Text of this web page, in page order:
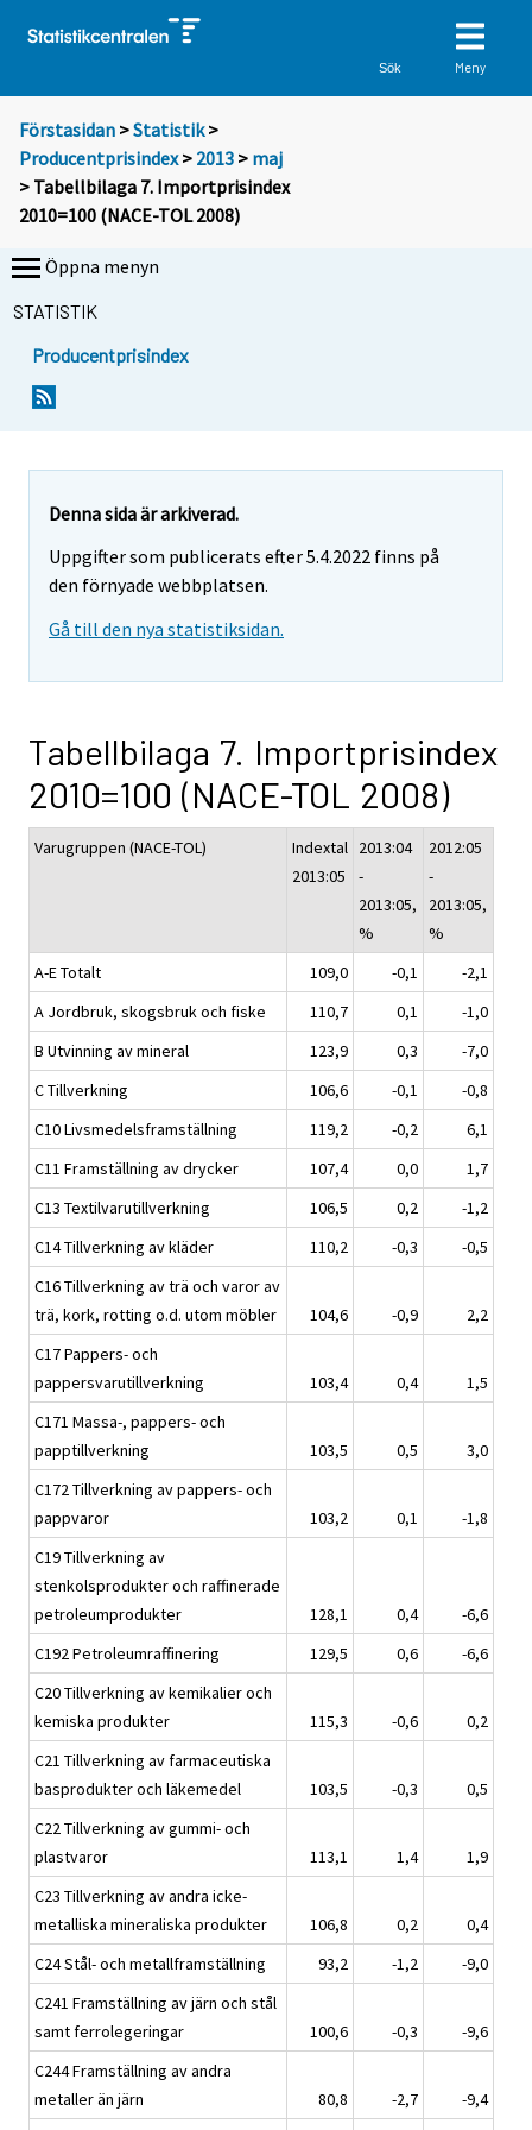
Sök Meny
Förstasidan >Statistik >
Producentprisindex> 2013 > maj
> Tabellbilaga 7. Importprisindex
2010=100 (NACE-TOL 2008)
Öppna menyn
STATISTIK
Producentprisindex
Denna sida är arkiverad.
Uppgifter som publicerats efter 5.4.2022 finns på
den förnyade webbplatsen.
Gå till den nya statistiksidan.
Tabellbilaga 7. Importprisindex
2010=100 (NACE-TOL 2008)
Varugruppen (NACE-TOL)
Indextal
2013:05
2013:04
-
2013:05,
%
2012:05
-
2013:05,
%
A-E Totalt
109,0 -0,1
-2,1
A Jordbruk, skogsbruk och fiske
110,7 0,1
-1,0
B Utvinning av mineral
123,9 0,3
-7,0
C Tillverkning
106,6 -0,1
-0,8
C10 Livsmedelsframställning
119,2 -0,2
6,1
C11 Framställning av drycker
107,4 0,0
1,7
C13 Textilvarutillverkning
106,5 0,2
-1,2
C14 Tillverkning av kläder
110,2 -0,3
-0,5
C16 Tillverkning av trä och varor av
trä, kork, rotting o.d. utom möbler
104,6 -0,9
2,2
C17 Pappers- och
pappersvarutillverkning
103,4 0,4
1,5
C171 Massa-, pappers- och
papptillverkning
103,5 0,5
3,0
C172 Tillverkning av pappers- och
pappvaror
103,2 0,1
-1,8
C19 Tillverkning av
stenkolsprodukter och raffinerade
petroleumprodukter
128,1 0,4
-6,6
C192 Petroleumraffinering
129,5 0,6
-6,6
C20 Tillverkning av kemikalier och
kemiska produkter
115,3 -0,6
0,2
C21 Tillverkning av farmaceutiska
basprodukter och läkemedel
103,5 -0,3
0,5
C22 Tillverkning av gummi- och
plastvaror
113,1 1,4
1,9
C23 Tillverkning av andra icke-
metalliska mineraliska produkter
106,8 0,2
0,4
C24 Stål- och metallframställning
93,2 -1,2
-9,0
C241 Framställning av järn och stål
samt ferrolegeringar
100,6 -0,3
-9,6
C244 Framställning av andra
metaller än järn
80,8 -2,7
-9,4